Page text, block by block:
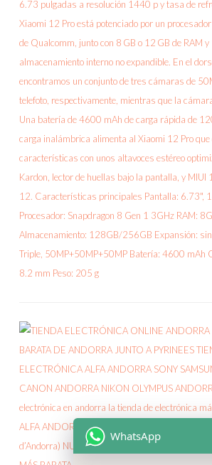
WhatsApp